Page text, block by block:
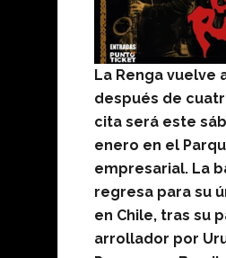
La Renga vuelve
después de
cita será este
enero en el
empresarial. La
regresa para su
en Chile, tras su
arrollador por